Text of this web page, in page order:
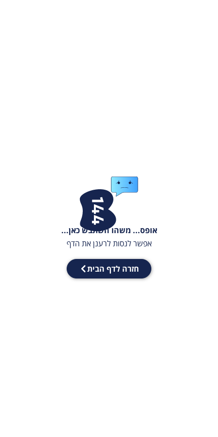
אופס... משהו השתבש כאן...
אפשר לנסות לרענן את הדף
חזרה לדף הבית